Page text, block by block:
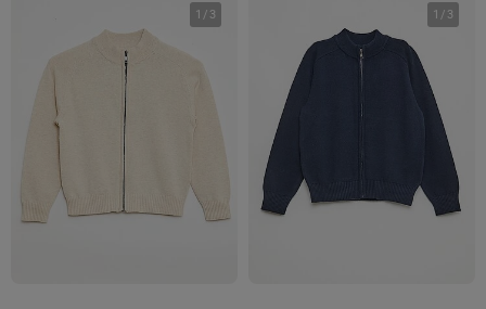
1 / 3 1 / 3